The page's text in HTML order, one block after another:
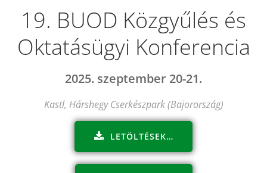
19. BUOD Közgyűlés és
Oktatásügyi Konferencia
2025. szeptember 20-21.
Kastl, Hárshegy Cserkészpark (Bajorország)
LETÖLTÉSEK…